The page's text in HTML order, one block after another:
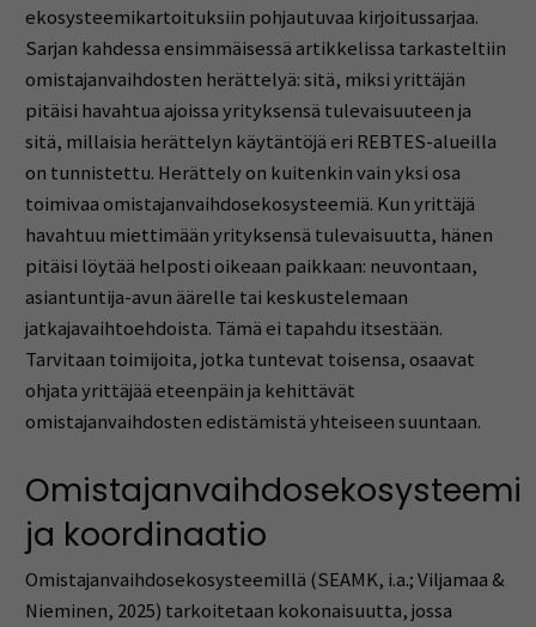
ekosysteemikartoituksiin pohjautuvaa kirjoitussarjaa.
Sarjan kahdessa ensimmäisessä artikkelissa tarkasteltiin
omistajanvaihdosten herättelyä: sitä, miksi yrittäjän
pitäisi havahtua ajoissa yrityksensä tulevaisuuteen ja
sitä, millaisia herättelyn käytäntöjä eri REBTES-alueilla
on tunnistettu. Herättely on kuitenkin vain yksi osa
toimivaa omistajanvaihdosekosysteemiä. Kun yrittäjä
havahtuu miettimään yrityksensä tulevaisuutta, hänen
pitäisi löytää helposti oikeaan paikkaan: neuvontaan,
asiantuntija-avun äärelle tai keskustelemaan
jatkajavaihtoehdoista. Tämä ei tapahdu itsestään.
Tarvitaan toimijoita, jotka tuntevat toisensa, osaavat
ohjata yrittäjää eteenpäin ja kehittävät
omistajanvaihdosten edistämistä yhteiseen suuntaan.
Omistajanvaihdosekosysteemi
ja koordinaatio
Omistajanvaihdosekosysteemillä (SEAMK, i.a.; Viljamaa &
Nieminen, 2025) tarkoitetaan kokonaisuutta, jossa